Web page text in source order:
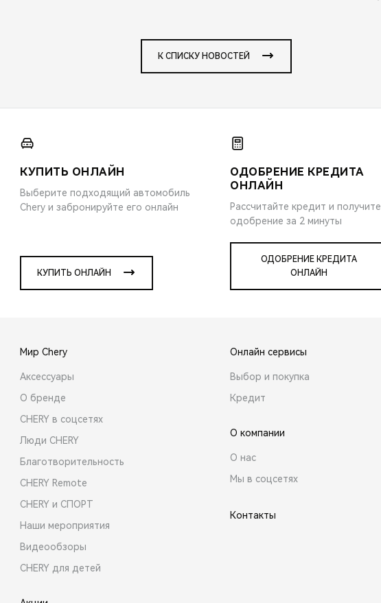
К СПИСКУ НОВОСТЕЙ
КУПИТЬ ОНЛАЙН
Выберите подходящий автомобиль
Chery и забронируйте его онлайн
КУПИТЬ ОНЛАЙН
ОДОБРЕНИЕ КРЕДИТА
ОНЛАЙН
Рассчитайте кредит и получите
одобрение за 2 минуты
ОДОБРЕНИЕ КРЕДИТА
ОНЛАЙН
Мир Chery
Аксессуары
О бренде
CHERY в соцсетях
Люди CHERY
Благотворительность
CHERY Remote
CHERY и СПОРТ
Наши мероприятия
Видеообзоры
CHERY для детей
Онлайн сервисы
Выбор и покупка
Кредит
О компании
О нас
Мы в соцсетях
Контакты